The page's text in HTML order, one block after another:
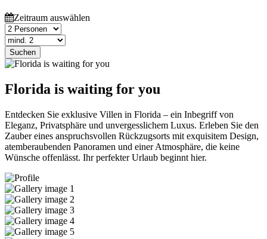
Zeitraum auswählen
Suchen
Florida is waiting for you
Entdecken Sie exklusive Villen in Florida – ein Inbegriff von
Eleganz, Privatsphäre und unvergesslichem Luxus. Erleben Sie den
Zauber eines anspruchsvollen Rückzugsorts mit exquisitem Design,
atemberaubenden Panoramen und einer Atmosphäre, die keine
Wünsche offenlässt. Ihr perfekter Urlaub beginnt hier.